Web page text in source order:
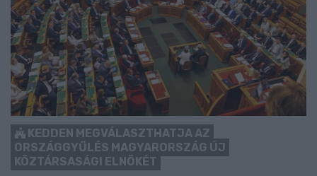
KEDDEN MEGVÁLASZTHATJA AZ
ORSZÁGGYŰLÉS MAGYARORSZÁG ÚJ
KÖZTÁRSASÁGI ELNÖKÉT